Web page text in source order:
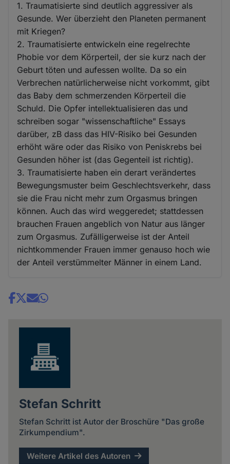
1. Traumatisierte sind deutlich aggressiver als
Gesunde. Wer überzieht den Planeten permanent
mit Kriegen?
2. Traumatisierte entwickeln eine regelrechte
Phobie vor dem Körperteil, der sie kurz nach der
Geburt töten und aufessen wollte. Da so ein
Verbrechen natürlicherweise nicht vorkommt, gibt
das Baby dem schmerzenden Körperteil die
Schuld. Die Opfer intellektualisieren das und
schreiben sogar "wissenschaftliche" Essays
darüber, zB dass das HIV-Risiko bei Gesunden
erhöht wäre oder das Risiko von Peniskrebs bei
Gesunden höher ist (das Gegenteil ist richtig).
3. Traumatisierte haben ein derart verändertes
Bewegungsmuster beim Geschlechtsverkehr, dass
sie die Frau nicht mehr zum Orgasmus bringen
können. Auch das wird weggeredet; stattdessen
brauchen Frauen angeblich von Natur aus länger
zum Orgasmus. Zufälligerweise ist der Anteil
nichtkommender Frauen immer genauso hoch wie
der Anteil verstümmelter Männer in einem Land.
Share
Stefan Schritt
Stefan Schritt ist Autor der Broschüre "Das große
Zirkumpendium".
Weitere Artikel des Autoren